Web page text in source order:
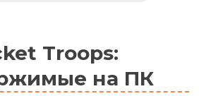
Troops:
на ПК